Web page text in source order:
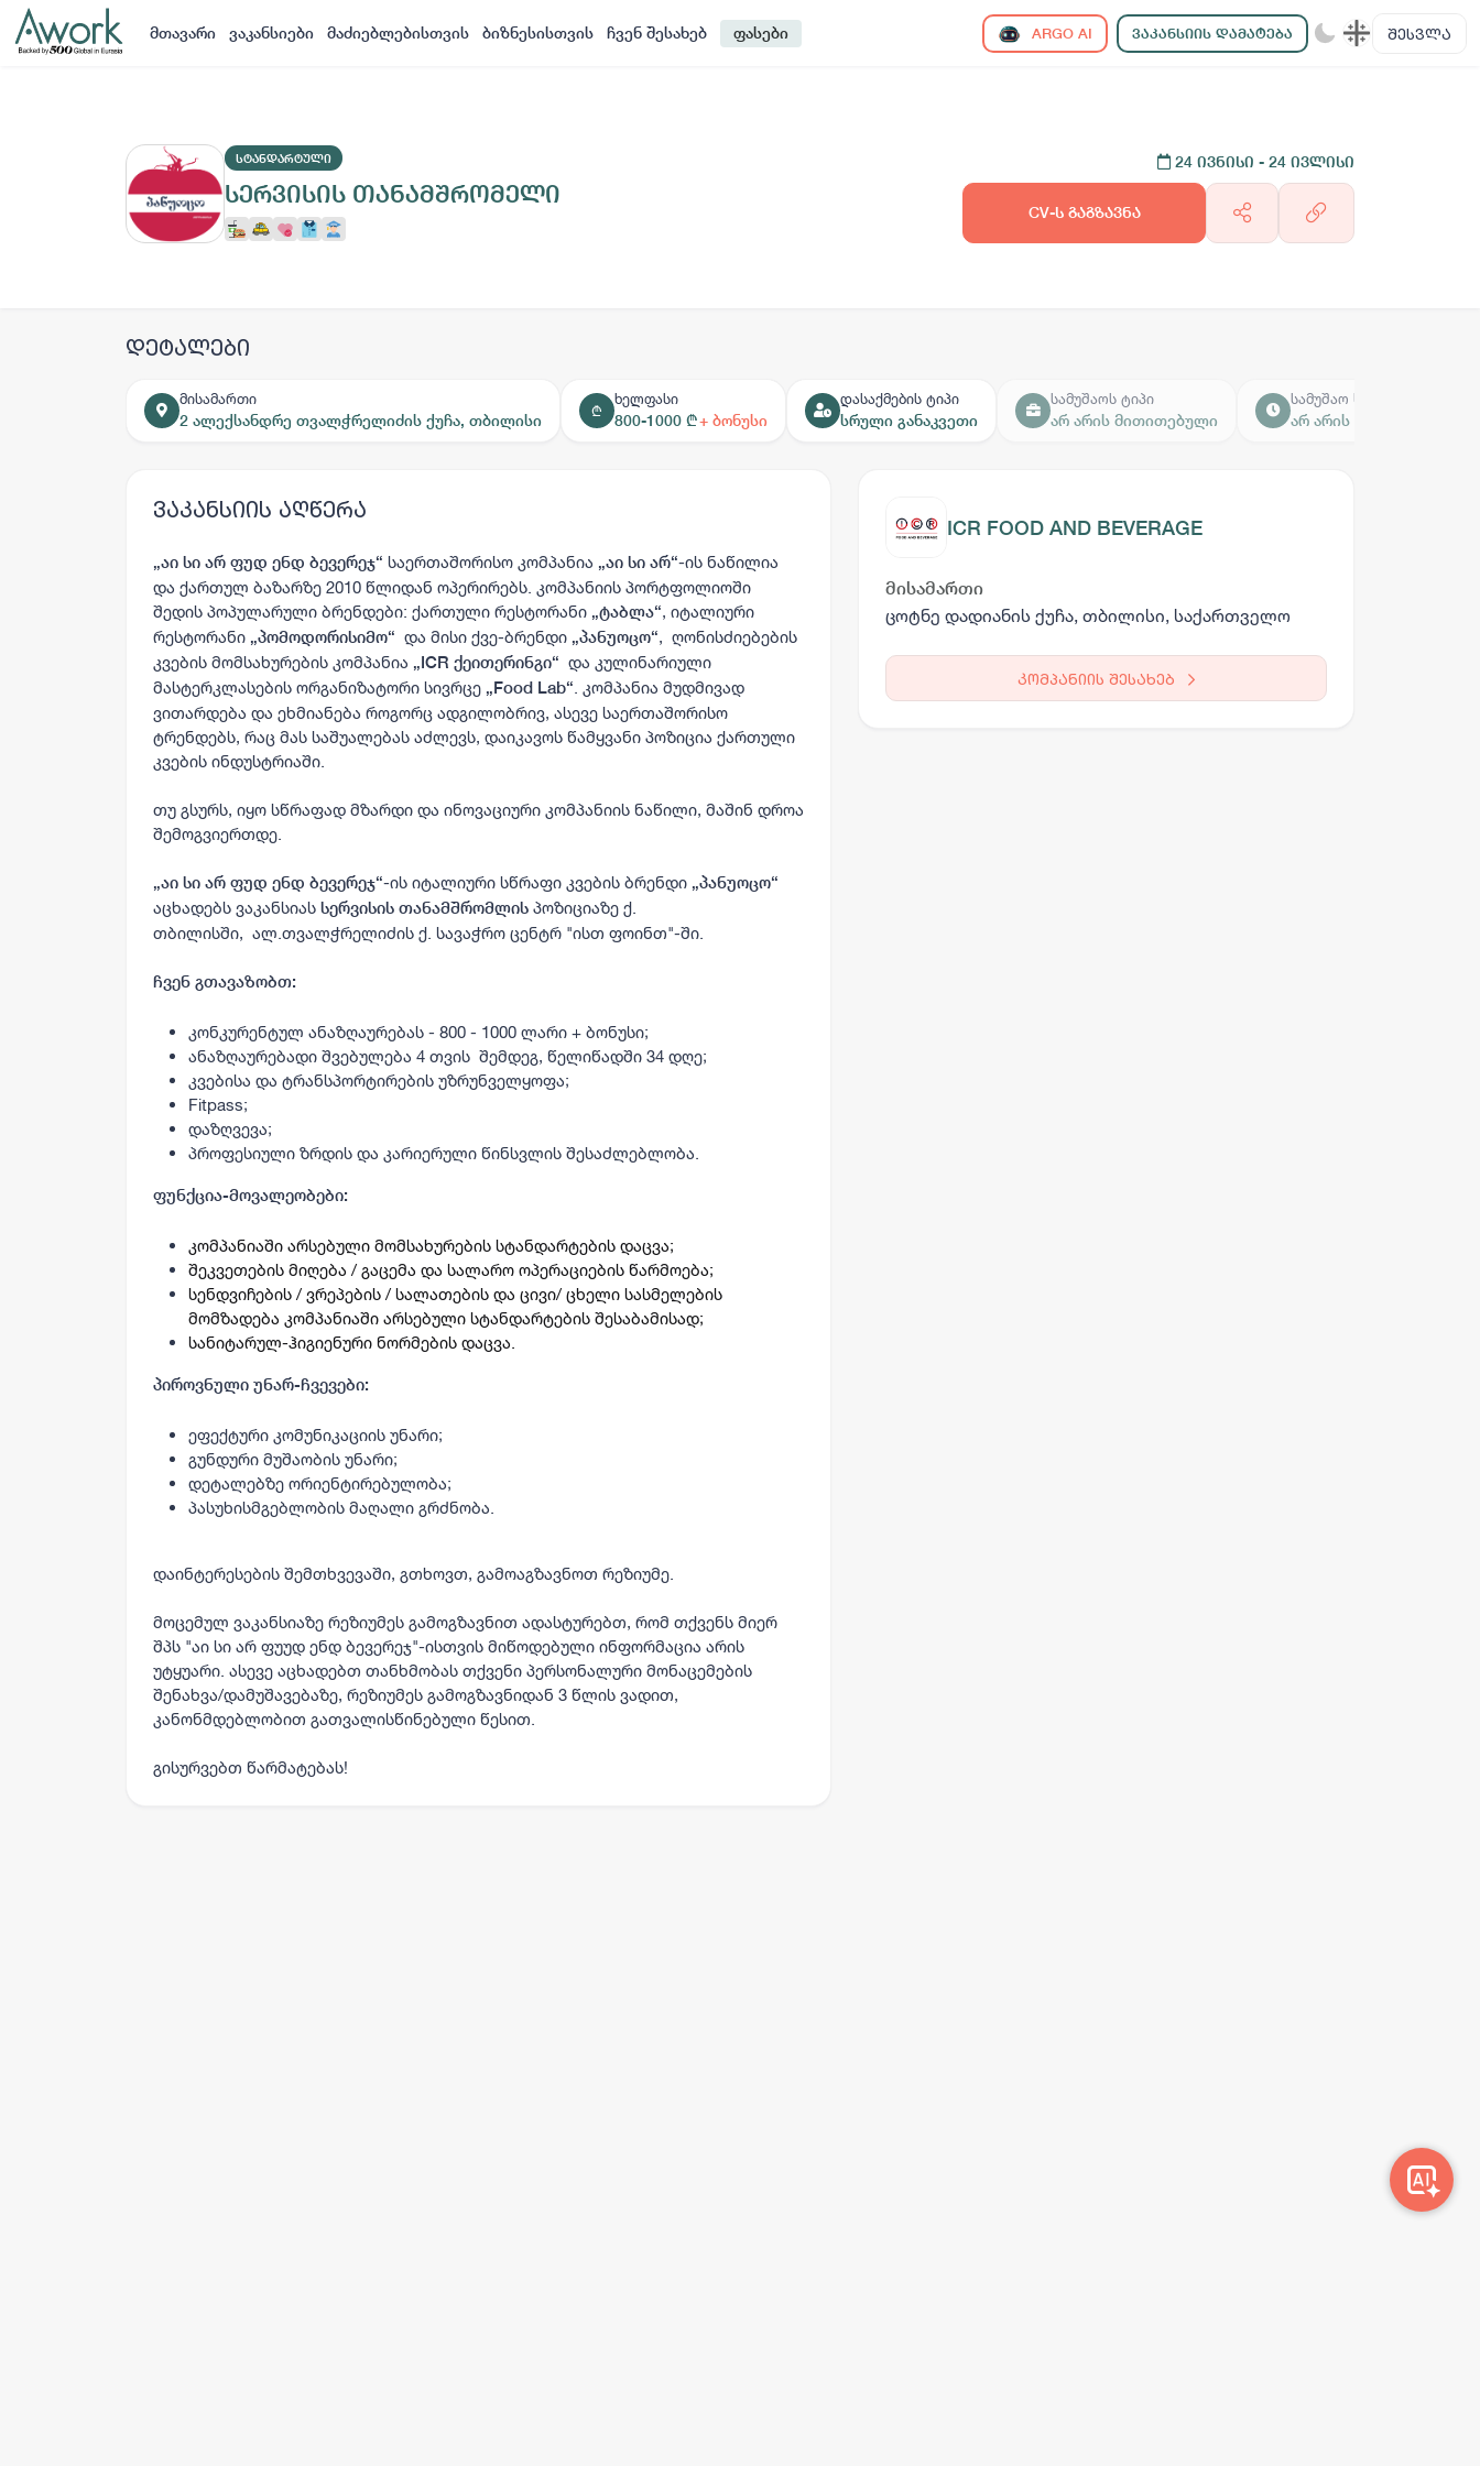
მთავარი ვაკანსიები მაძიებლებისთვის ბიზნესისთვის ჩვენ შესახებ ფასები ARGO AI ᲕᲐᲙᲐᲜᲡᲘᲘᲡ ᲓᲐᲛᲐᲢᲔᲑᲐ ᲨᲔᲡᲕᲚᲐ
ᲡᲢᲐᲜᲓᲐᲠᲢᲣᲚᲘ
სერვისის თანამშრომელი
24 ივნისი - 24 ივლისი
CV-ს გაგზავნა
დეტალები
მისამართი
2 ალექსანდრე თვალჭრელიძის ქუჩა, თბილისი
₾
ხელფასი
800-1000 ₾+ ბონუსი
დასაქმების ტიპი
სრული განაკვეთი
სამუშაოს ტიპი
არ არის მითითებული
სამუშაო საათები
არ არის მითითებული
ვაკანსიის აღწერა
„აი სი არ ფუდ ენდ ბევერეჯ“ საერთაშორისო კომპანია „აი სი არ“-ის ნაწილია
და ქართულ ბაზარზე 2010 წლიდან ოპერირებს. კომპანიის პორტფოლიოში
შედის პოპულარული ბრენდები: ქართული რესტორანი „ტაბლა“, იტალიური
რესტორანი „პომოდორისიმო“ და მისი ქვე-ბრენდი „პანუოცო“, ღონისძიებების
კვების მომსახურების კომპანია „ICR ქეითერინგი“ და კულინარიული
მასტერკლასების ორგანიზატორი სივრცე „Food Lab“. კომპანია მუდმივად
ვითარდება და ეხმიანება როგორც ადგილობრივ, ასევე საერთაშორისო
ტრენდებს, რაც მას საშუალებას აძლევს, დაიკავოს წამყვანი პოზიცია ქართული
კვების ინდუსტრიაში.
თუ გსურს, იყო სწრაფად მზარდი და ინოვაციური კომპანიის ნაწილი, მაშინ დროა
შემოგვიერთდე.
„აი სი არ ფუდ ენდ ბევერეჯ“-ის იტალიური სწრაფი კვების ბრენდი „პანუოცო“
აცხადებს ვაკანსიას სერვისის თანამშრომლის პოზიციაზე ქ.
თბილისში, ალ.თვალჭრელიძის ქ. სავაჭრო ცენტრ "ისთ ფოინთ"-ში.
ჩვენ გთავაზობთ:
კონკურენტულ ანაზღაურებას - 800 - 1000 ლარი + ბონუსი;
ანაზღაურებადი შვებულება 4 თვის შემდეგ, წელიწადში 34 დღე;
კვებისა და ტრანსპორტირების უზრუნველყოფა;
Fitpass;
დაზღვევა;
პროფესიული ზრდის და კარიერული წინსვლის შესაძლებლობა.
ფუნქცია-მოვალეობები:
კომპანიაში არსებული მომსახურების სტანდარტების დაცვა;
შეკვეთების მიღება / გაცემა და სალარო ოპერაციების წარმოება;
სენდვიჩების / ვრეპების / სალათების და ცივი/ ცხელი სასმელების
მომზადება კომპანიაში არსებული სტანდარტების შესაბამისად;
სანიტარულ-ჰიგიენური ნორმების დაცვა.
პიროვნული უნარ-ჩვევები:
ეფექტური კომუნიკაციის უნარი;
გუნდური მუშაობის უნარი;
დეტალებზე ორიენტირებულობა;
პასუხისმგებლობის მაღალი გრძნობა.
დაინტერესების შემთხვევაში, გთხოვთ, გამოაგზავნოთ რეზიუმე.
მოცემულ ვაკანსიაზე რეზიუმეს გამოგზავნით ადასტურებთ, რომ თქვენს მიერ
შპს "აი სი არ ფუუდ ენდ ბევერეჯ"-ისთვის მიწოდებული ინფორმაცია არის
უტყუარი. ასევე აცხადებთ თანხმობას თქვენი პერსონალური მონაცემების
შენახვა/დამუშავებაზე, რეზიუმეს გამოგზავნიდან 3 წლის ვადით,
კანონმდებლობით გათვალისწინებული წესით.
გისურვებთ წარმატებას!
ICR FOOD AND BEVERAGE
მისამართი
ცოტნე დადიანის ქუჩა, თბილისი, საქართველო
კომპანიის შესახებ